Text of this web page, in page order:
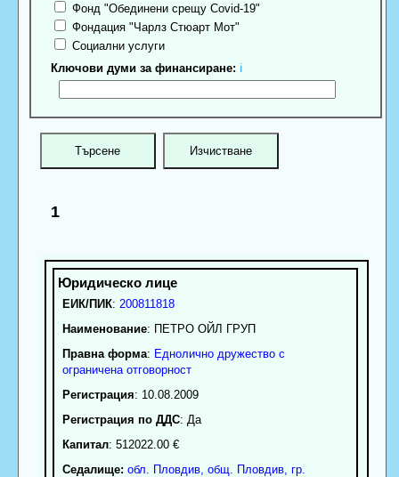
Фонд "Обединени срещу Covid-19"
Фондация "Чарлз Стюарт Мот"
Социални услуги
Ключови думи за финансиране: ℹ
1
ЕИК/ПИК: 200811818
Наименование: ПЕТРО ОЙЛ ГРУП
Правна форма: Еднолично дружество с
ограничена отговорност
Регистрация: 10.08.2009
Регистрация по ДДС: Да
Капитал: 512022.00 €
Седалище: обл. Пловдив, общ. Пловдив, гр.